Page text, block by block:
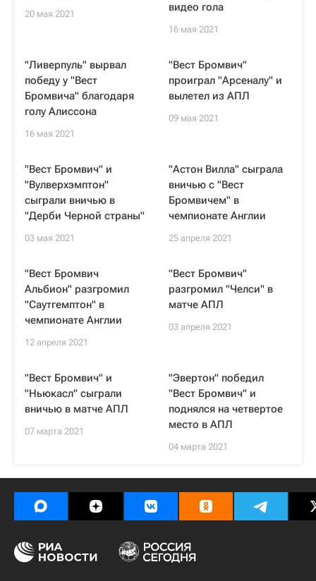
20 мая 2021
видео гола
16 мая 2021
"Ливерпуль" вырвал
победу у "Вест
Бромвича" благодаря
голу Алиссона
16 мая 2021
"Вест Бромвич"
проиграл "Арсеналу" и
вылетел из АПЛ
09 мая 2021
"Вест Бромвич" и
"Вулверхэмптон"
сыграли вничью в
"Дерби Черной страны"
03 мая 2021
"Астон Вилла" сыграла
вничью с "Вест
Бромвичем" в
чемпионате Англии
25 апреля 2021
"Вест Бромвич
Альбион" разгромил
"Саутгемптон" в
чемпионате Англии
12 апреля 2021
"Вест Бромвич"
разгромил "Челси" в
матче АПЛ
03 апреля 2021
"Вест Бромвич" и
"Ньюкасл" сыграли
вничью в матче АПЛ
07 марта 2021
"Эвертон" победил
"Вест Бромвич" и
поднялся на четвертое
место в АПЛ
04 марта 2021